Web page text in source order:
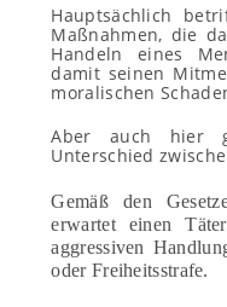
Hauptsächlich
Maßnahmen, die
Handeln eines
damit seinen
moralischen
Aber auch hier
Unterschied
Gemäß den
erwartet einen
aggressiven
oder Freiheitsstrafe.